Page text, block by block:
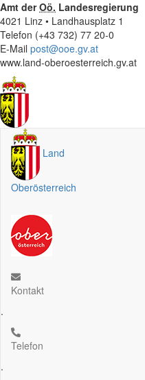
Amt derOö. Landesregierung
4021 Linz • Landhausplatz 1
Telefon (+43 732) 77 20-0
E-Mail post@ooe.gv.at
www.land-oberoesterreich.gv.at
Land
Oberösterreich
Kontakt
.
Telefon
.